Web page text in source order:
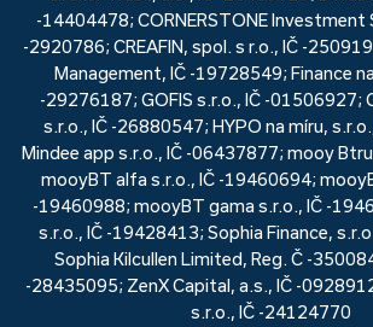
-14404478; CORNERSTONE Investment
-2920786; CREAFIN, spol. s r.o., IČ -
Management, IČ -19728549; Finance
-29276187; GOFIS s.r.o., IČ -01506927;
s.r.o., IČ -26880547; HYPO na míru,
Mindee app s.r.o., IČ -06437877; mooy
mooyBT alfa s.r.o., IČ -19460694;
-19460988; mooyBT gama s.r.o., IČ -
s.r.o., IČ -19428413; Sophia Finance,
Sophia Kilcullen Limited, Reg. Č -
-28435095; ZenX Capital, a.s., IČ -
s.r.o., IČ -24124770